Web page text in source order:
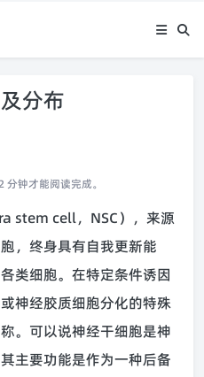
分布
钟才能阅读完成。
cell，NSC），来源
，终身具有自我更新能
类细胞。在特定条件诱因
神经胶质细胞分化的特殊
。可以说神经干细胞是神
主要功能是作为一种后备